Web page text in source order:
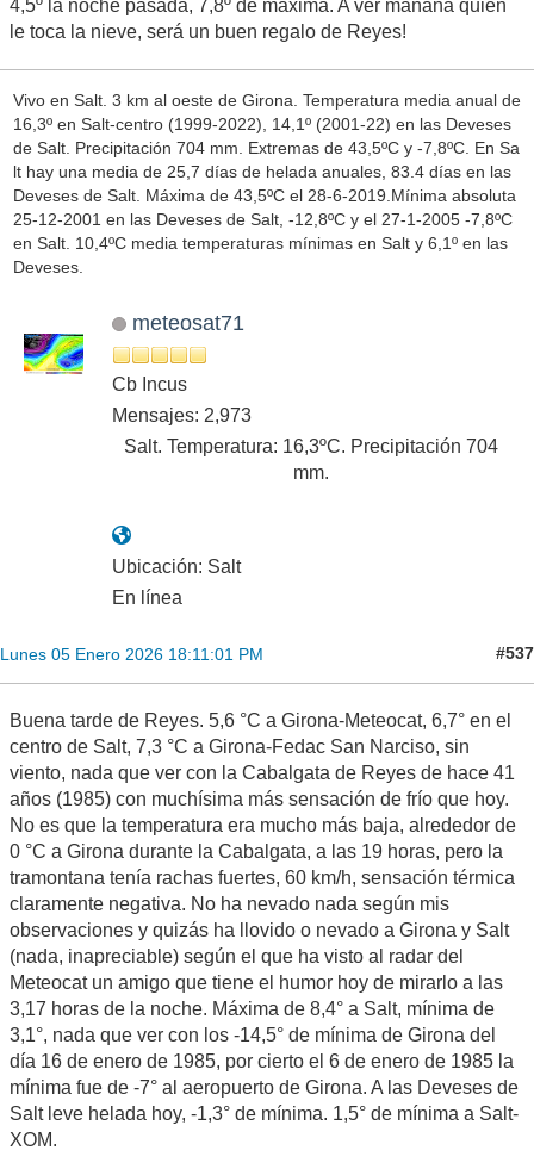
4,5º la noche pasada, 7,8º de máxima. A ver mañana quién
le toca la nieve, será un buen regalo de Reyes!
Vivo en Salt. 3 km al oeste de Girona. Temperatura media anual de
16,3º en Salt-centro (1999-2022), 14,1º (2001-22) en las Deveses
de Salt. Precipitación 704 mm. Extremas de 43,5ºC y -7,8ºC. En Sa
lt hay una media de 25,7 días de helada anuales, 83.4 días en las
Deveses de Salt. Máxima de 43,5ºC el 28-6-2019.Mínima absoluta
25-12-2001 en las Deveses de Salt, -12,8ºC y el 27-1-2005 -7,8ºC
en Salt. 10,4ºC media temperaturas mínimas en Salt y 6,1º en las
Deveses.
meteosat71
Cb Incus
Mensajes: 2,973
Salt. Temperatura: 16,3ºC. Precipitación 704
mm.
Ubicación: Salt
En línea
Lunes 05 Enero 2026 18:11:01 PM #537
Buena tarde de Reyes. 5,6 °C a Girona-Meteocat, 6,7° en el
centro de Salt, 7,3 °C a Girona-Fedac San Narciso, sin
viento, nada que ver con la Cabalgata de Reyes de hace 41
años (1985) con muchísima más sensación de frío que hoy.
No es que la temperatura era mucho más baja, alrededor de
0 °C a Girona durante la Cabalgata, a las 19 horas, pero la
tramontana tenía rachas fuertes, 60 km/h, sensación térmica
claramente negativa. No ha nevado nada según mis
observaciones y quizás ha llovido o nevado a Girona y Salt
(nada, inapreciable) según el que ha visto al radar del
Meteocat un amigo que tiene el humor hoy de mirarlo a las
3,17 horas de la noche. Máxima de 8,4° a Salt, mínima de
3,1°, nada que ver con los -14,5° de mínima de Girona del
día 16 de enero de 1985, por cierto el 6 de enero de 1985 la
mínima fue de -7° al aeropuerto de Girona. A las Deveses de
Salt leve helada hoy, -1,3° de mínima. 1,5° de mínima a Salt-
XOM.